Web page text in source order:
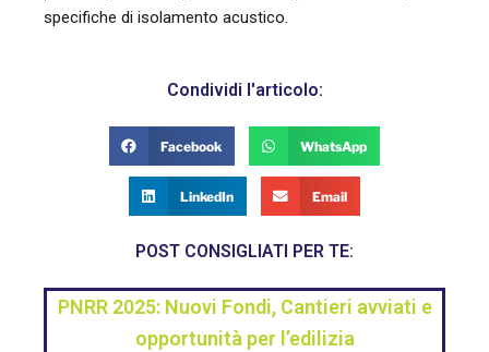
specifiche di isolamento acustico.
Condividi l'articolo:
Facebook WhatsApp
LinkedIn Email
POST CONSIGLIATI PER TE:
PNRR 2025: Nuovi Fondi, Cantieri avviati e
opportunità per l’edilizia